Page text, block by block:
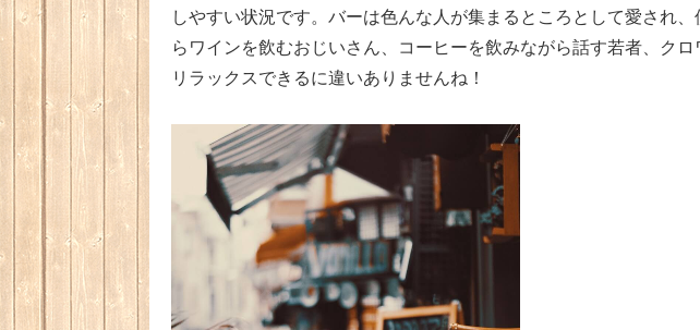
しやすい状況です。バーは色んな人が集まるところとして愛され
らワインを飲むおじいさん、コーヒーを飲みながら話す若者、ク
リラックスできるに違いありませんね！